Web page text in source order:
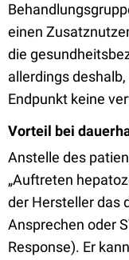
einen
die
allerdings
Endpunkt keine
Vorteil bei
Anstelle des
„Auftreten
der Hersteller das
Ansprechen oder
Response). Er